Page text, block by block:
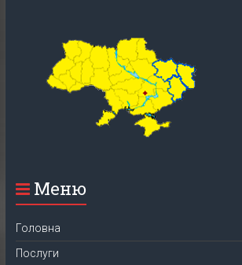
Меню
Головна
Послуги